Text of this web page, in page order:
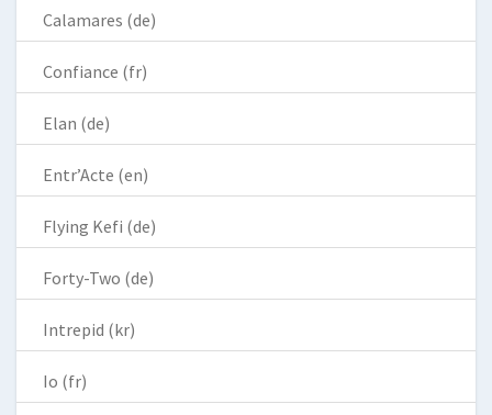
Calamares (de)
Confiance (fr)
Elan (de)
Entr’Acte (en)
Flying Kefi (de)
Forty-Two (de)
Intrepid (kr)
Io (fr)